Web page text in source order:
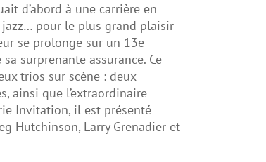
d’abord à une carrière en
pour le plus grand plaisir
se prolonge sur un 13e
surprenante assurance. Ce
trios sur scène : deux
ainsi que l’extraordinaire
Invitation, il est présenté
Hutchinson, Larry Grenadier et